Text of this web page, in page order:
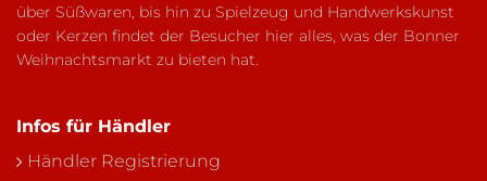
über Süßwaren, bis hin zu Spielzeug und Handwerkskunst
oder Kerzen findet der Besucher hier alles, was der Bonner
Weihnachtsmarkt zu bieten hat.
Infos für Händler
Händler Registrierung